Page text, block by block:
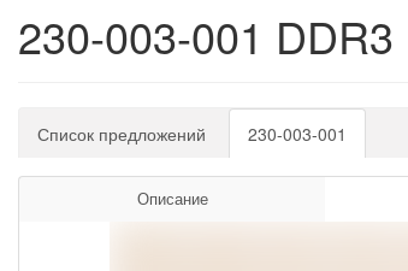
230-003-001
Список предложений 230-003-001
Описание